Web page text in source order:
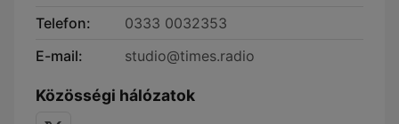
Telefon:
0333 0032353
E-mail:
studio@times.radio
Közösségi hálózatok